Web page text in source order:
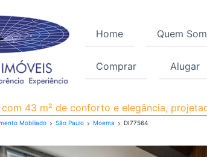
Home Quem
Comprar Alugar
Mobiliado para
43 m² de conforto e elegância,
Mobiliado São Paulo Moema DI77564